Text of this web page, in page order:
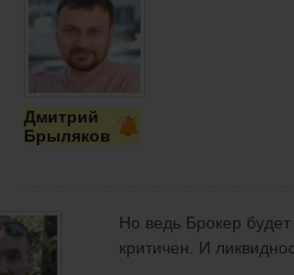
Дмитрий
Брыляков
Но ведь Брокер
критичен. И